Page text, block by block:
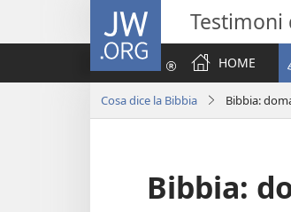
JW.ORG Testimoni
HOME
Cosa dice la Bibbia Bibbia:
Bibbia: